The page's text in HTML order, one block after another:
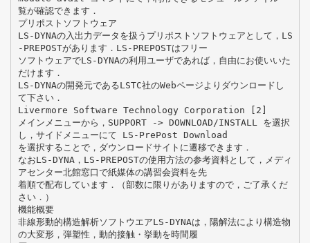
覧が確認できます．
プリポストソフトウェア
LS-DYNAの入出力データを扱うプリポストソフトウェアとして，LS
-PREPOSTがあります．LS-PREPOSTはフリー
ソフトウェアでLS-DYNAの利用ユーザであれば，自由にお使いいた
だけます．
LS-DYNAの開発元であるLSTC社のWebページよりダウンロードし
て下さい．
Livermore Software Technology Corporation [2]
メインメニューから，SUPPORT -> DOWNLOAD/INSTALL を選択
し，サイドメニューにて LS-PrePost Download
を選択することで，ダウンロードサイトに遷移できます．
なおLS-DYNA，LS-PREPOSTの使用方法の参考資料として，メディ
アセンター北館窓口で紙媒体の講習会資料を先
着順で配布しています．（部数に限りがありますので，ご了承くだ
さい．）
機能概要
非線形動的構造解析ソフトウエアLS-DYNAは，陽解法により構造物
の大変形，弾塑性，動的接触・挙動を時間履